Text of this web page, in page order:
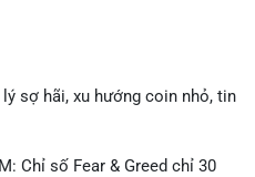
sợ hãi, xu hướng coin nhỏ, tin
Chỉ số Fear & Greed chỉ 30